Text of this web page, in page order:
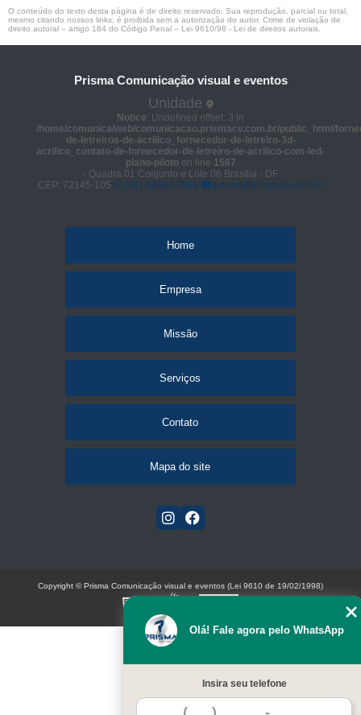
O conteúdo do texto desta página é de direito reservado. Sua reprodução, parcial ou total,
mesmo citando nossos links, é proibida sem a autorização do autor. Crime de violação de
direito autoral – artigo 184 do Código Penal – Lei 9610/98 - Lei de direitos autorais
Prisma Comunicação visual e eventos
Unidade
Notice: Undefined offset: 3 in
/home/comunica/web/comunicacao.prismacv.com.br/public_html/
de-letreiros-de-acrilico_fornecedor-de-letreiro-3d-
acrilico_contato-de-fornecedor-de-letreiro-de-acrilico-com-led-
plano-pilotoon line 1567
- Quadra 01 Conjunto e Lote 06 Brasília - DF
CEP: 72145-105
(61) 98664-2818 prisma@prismacv.com.br
Home
Empresa
Missão
Serviços
Contato
Mapa do site
Olá! Fale agora pelo WhatsApp
Insira seu telefone
Copyright © Prisma Comunicação visual e eventos (Lei 9610 de 19/02/1998)